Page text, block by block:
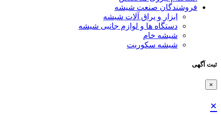
فروشندگان صنعت شیشه
ابزار و یراق آلات شیشه
دستگاه ها و لوازم جانبی شیشه
شیشه خام
شیشه سکوریت
ثبت آگهی
×
×